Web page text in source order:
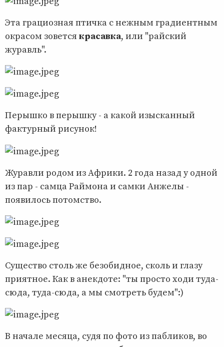
Эта грациозная птичка с нежным градиентным
окрасом зовется красавка, или "райский
журавль".
Перышко в перышку - а какой изысканный
фактурный рисунок!
Журавли родом из Африки. 2 года назад у одной
из пар - самца Раймона и самки Анжелы -
появилось потомство.
Существо столь же безобидное, сколь и глазу
приятное. Как в анекдоте: "ты просто ходи туда-
сюда, туда-сюда, а мы смотреть будем":)
В начале месяца, судя по фото из пабликов, во